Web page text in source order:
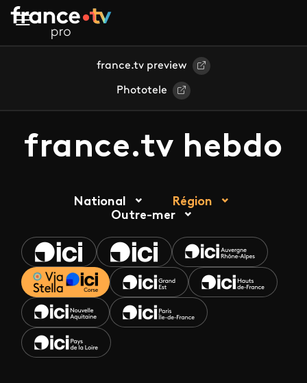
Aller au contenu principal
france.tv preview
Phototele
france.tv hebdo
National
Région
Outre-mer